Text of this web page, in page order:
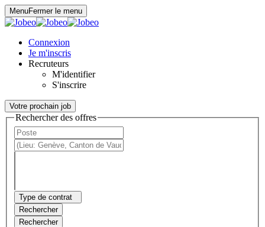
MenuFermer le menu
Connexion
Je m'inscris
Recruteurs
M'identifier
S'inscrire
Votre prochain job
Rechercher des offres
Type de contrat
Rechercher
Rechercher
Panneau de gestion des cookies